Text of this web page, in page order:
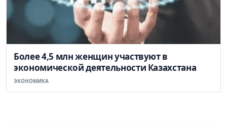
Более 4,5 млн женщин участвуют в
экономической деятельности Казахстана
ЭКОНОМИКА